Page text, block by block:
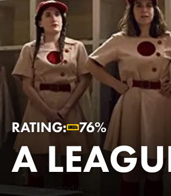
RATING: 76%
A
Drama, Komödie